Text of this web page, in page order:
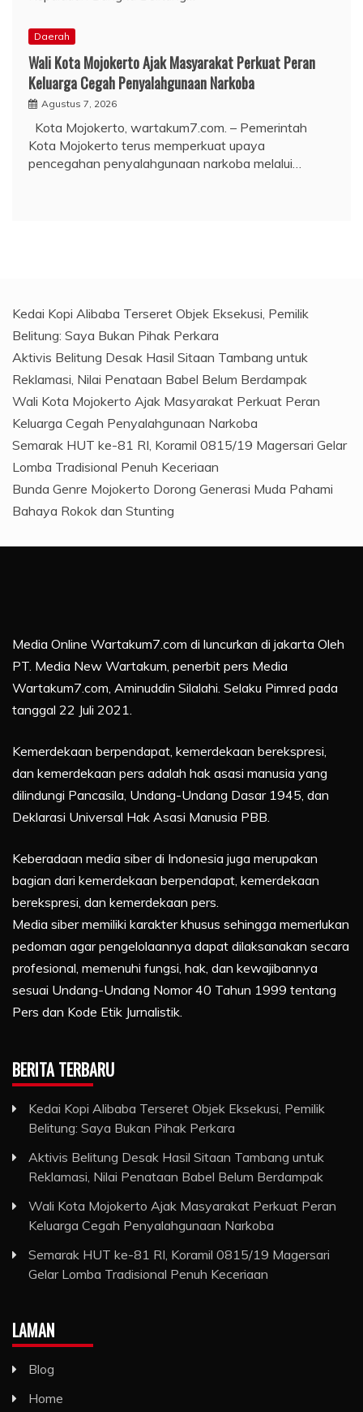
Daerah
Wali Kota Mojokerto Ajak Masyarakat Perkuat Peran
Keluarga Cegah Penyalahgunaan Narkoba
Agustus 7, 2026
Kota Mojokerto, wartakum7.com. – Pemerintah
Kota Mojokerto terus memperkuat upaya
pencegahan penyalahgunaan narkoba melalui…
Kedai Kopi Alibaba Terseret Objek Eksekusi, Pemilik
Belitung: Saya Bukan Pihak Perkara
Aktivis Belitung Desak Hasil Sitaan Tambang untuk
Reklamasi, Nilai Penataan Babel Belum Berdampak
Wali Kota Mojokerto Ajak Masyarakat Perkuat Peran
Keluarga Cegah Penyalahgunaan Narkoba
Semarak HUT ke-81 RI, Koramil 0815/19 Magersari Gelar
Lomba Tradisional Penuh Keceriaan
Bunda Genre Mojokerto Dorong Generasi Muda Pahami
Bahaya Rokok dan Stunting
Media Online Wartakum7.com di luncurkan di jakarta Oleh
PT. Media New Wartakum, penerbit pers Media
Wartakum7.com, Aminuddin Silalahi. Selaku Pimred pada
tanggal 22 Juli 2021.
Kemerdekaan berpendapat, kemerdekaan berekspresi,
dan kemerdekaan pers adalah hak asasi manusia yang
dilindungi Pancasila, Undang-Undang Dasar 1945, dan
Deklarasi Universal Hak Asasi Manusia PBB.
Keberadaan media siber di Indonesia juga merupakan
bagian dari kemerdekaan berpendapat, kemerdekaan
berekspresi, dan kemerdekaan pers.
Media siber memiliki karakter khusus sehingga memerlukan
pedoman agar pengelolaannya dapat dilaksanakan secara
profesional, memenuhi fungsi, hak, dan kewajibannya
sesuai Undang-Undang Nomor 40 Tahun 1999 tentang
Pers dan Kode Etik Jurnalistik.
BERITA TERBARU
Kedai Kopi Alibaba Terseret Objek Eksekusi, Pemilik
Belitung: Saya Bukan Pihak Perkara
Aktivis Belitung Desak Hasil Sitaan Tambang untuk
Reklamasi, Nilai Penataan Babel Belum Berdampak
Wali Kota Mojokerto Ajak Masyarakat Perkuat Peran
Keluarga Cegah Penyalahgunaan Narkoba
Semarak HUT ke-81 RI, Koramil 0815/19 Magersari
Gelar Lomba Tradisional Penuh Keceriaan
LAMAN
Blog
Home